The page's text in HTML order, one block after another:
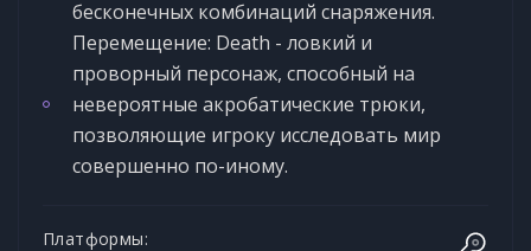
бесконечных комбинаций снаряжения.
Перемещение: Death - ловкий и
проворный персонаж, способный на
невероятные акробатические трюки,
позволяющие игроку исследовать мир
совершенно по-иному.
Платформы: